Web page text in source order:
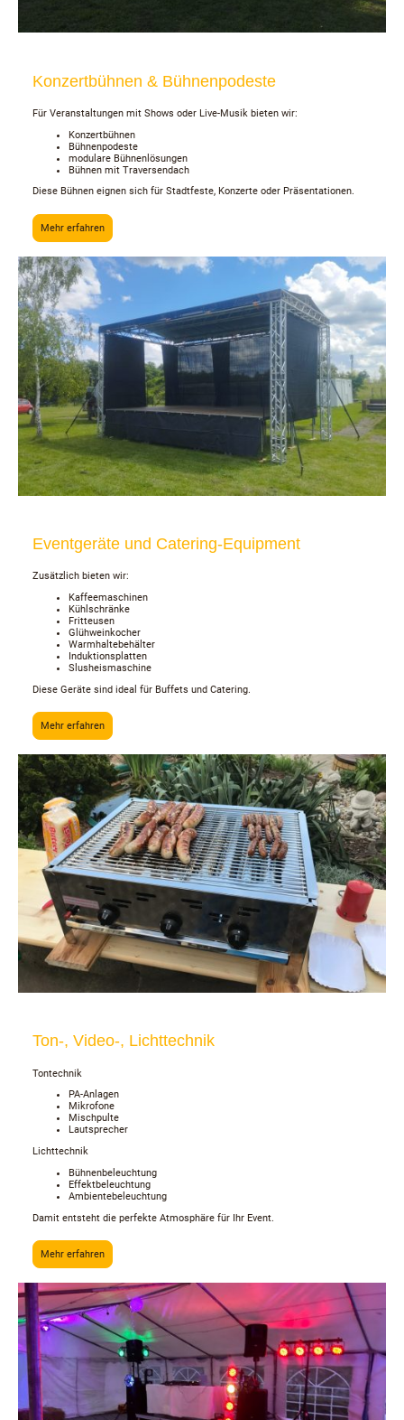
Konzertbühnen & Bühnenpodeste
Für Veranstaltungen mit Shows oder Live-Musik bieten wir:
Konzertbühnen
Bühnenpodeste
modulare Bühnenlösungen
Bühnen mit Traversendach
Diese Bühnen eignen sich für Stadtfeste, Konzerte oder Präsentationen.
Mehr erfahren
Eventgeräte und Catering-Equipment
Zusätzlich bieten wir:
Kaffeemaschinen
Kühlschränke
Fritteusen
Glühweinkocher
Warmhaltebehälter
Induktionsplatten
Slusheismaschine
Diese Geräte sind ideal für Buffets und Catering.
Mehr erfahren
Ton-, Video-, Lichttechnik
Tontechnik
PA-Anlagen
Mikrofone
Mischpulte
Lautsprecher
Lichttechnik
Bühnenbeleuchtung
Effektbeleuchtung
Ambientebeleuchtung
Damit entsteht die perfekte Atmosphäre für Ihr Event.
Mehr erfahren